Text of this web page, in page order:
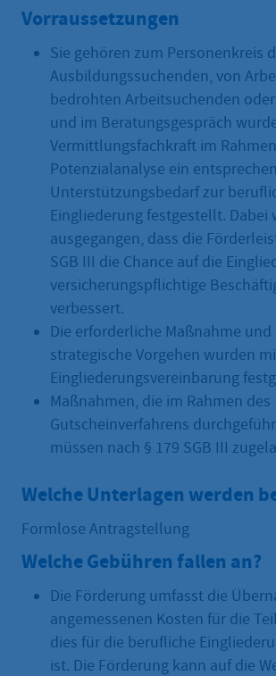
Vorraussetzungen
Sie gehören zum Personenkreis
Ausbildungssuchenden, von
bedrohten Arbeitsuchenden
und im Beratungsgespräch
Vermittlungsfachkraft im
Potenzialanalyse ein
Unterstützungsbedarf zur
Eingliederung festgestellt. Dabei
ausgegangen, dass die
SGB III die Chance auf die
versicherungspflichtige
verbessert.
Die erforderliche Maßnahme und
strategische Vorgehen wurden
Eingliederungsvereinbarung
Maßnahmen, die im Rahmen des
Gutscheinverfahrens
müssen nach § 179 SGB III
Welche Unterlagen werden
Formlose Antragstellung
Welche Gebühren fallen an?
Die Förderung umfasst die
angemessenen Kosten für die
dies für die berufliche
ist. Die Förderung kann auf die